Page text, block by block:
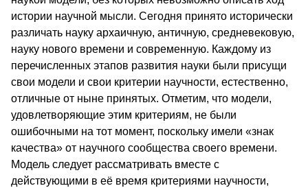
истории научной мысли. Сегодня принято исторически
различать науку архаичную, античную, средневековую,
науку нового времени и современную. Каждому из
перечисленных этапов развития науки были присущи
свои модели и свои критерии научности, естественно,
отличные от ныне принятых. Отметим, что модели,
удовлетворяющие этим критериям, не были
ошибочными на тот момент, поскольку имели «знак
качества» от научного сообщества своего времени.
Модель следует рассматривать вместе с
действующими в её время критериями научности,